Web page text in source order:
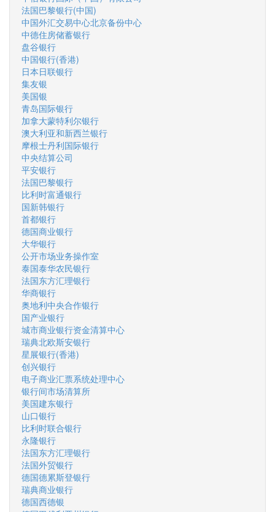
法国巴黎银行(中国)
中国外汇交易中心北京备份中心
中德住房储蓄银行
盘谷银行
中国银行(香港)
日本日联银行
集友银
美国银
青岛国际银行
加拿大蒙特利尔银行
澳大利亚和新西兰银行
摩根士丹利国际银行
中央结算公司
平安银行
法国巴黎银行
比利时富通银行
国新韩银行
首都银行
德国商业银行
大华银行
公开市场业务操作室
泰国泰华农民银行
法国东方汇理银行
华商银行
奥地利中央合作银行
国产业银行
城市商业银行资金清算中心
瑞典北欧斯安银行
星展银行(香港)
创兴银行
电子商业汇票系统处理中心
银行间市场清算所
美国建东银行
山口银行
比利时联合银行
永隆银行
法国东方汇理银行
法国外贸银行
德国德累斯登银行
瑞典商业银行
德国西德银